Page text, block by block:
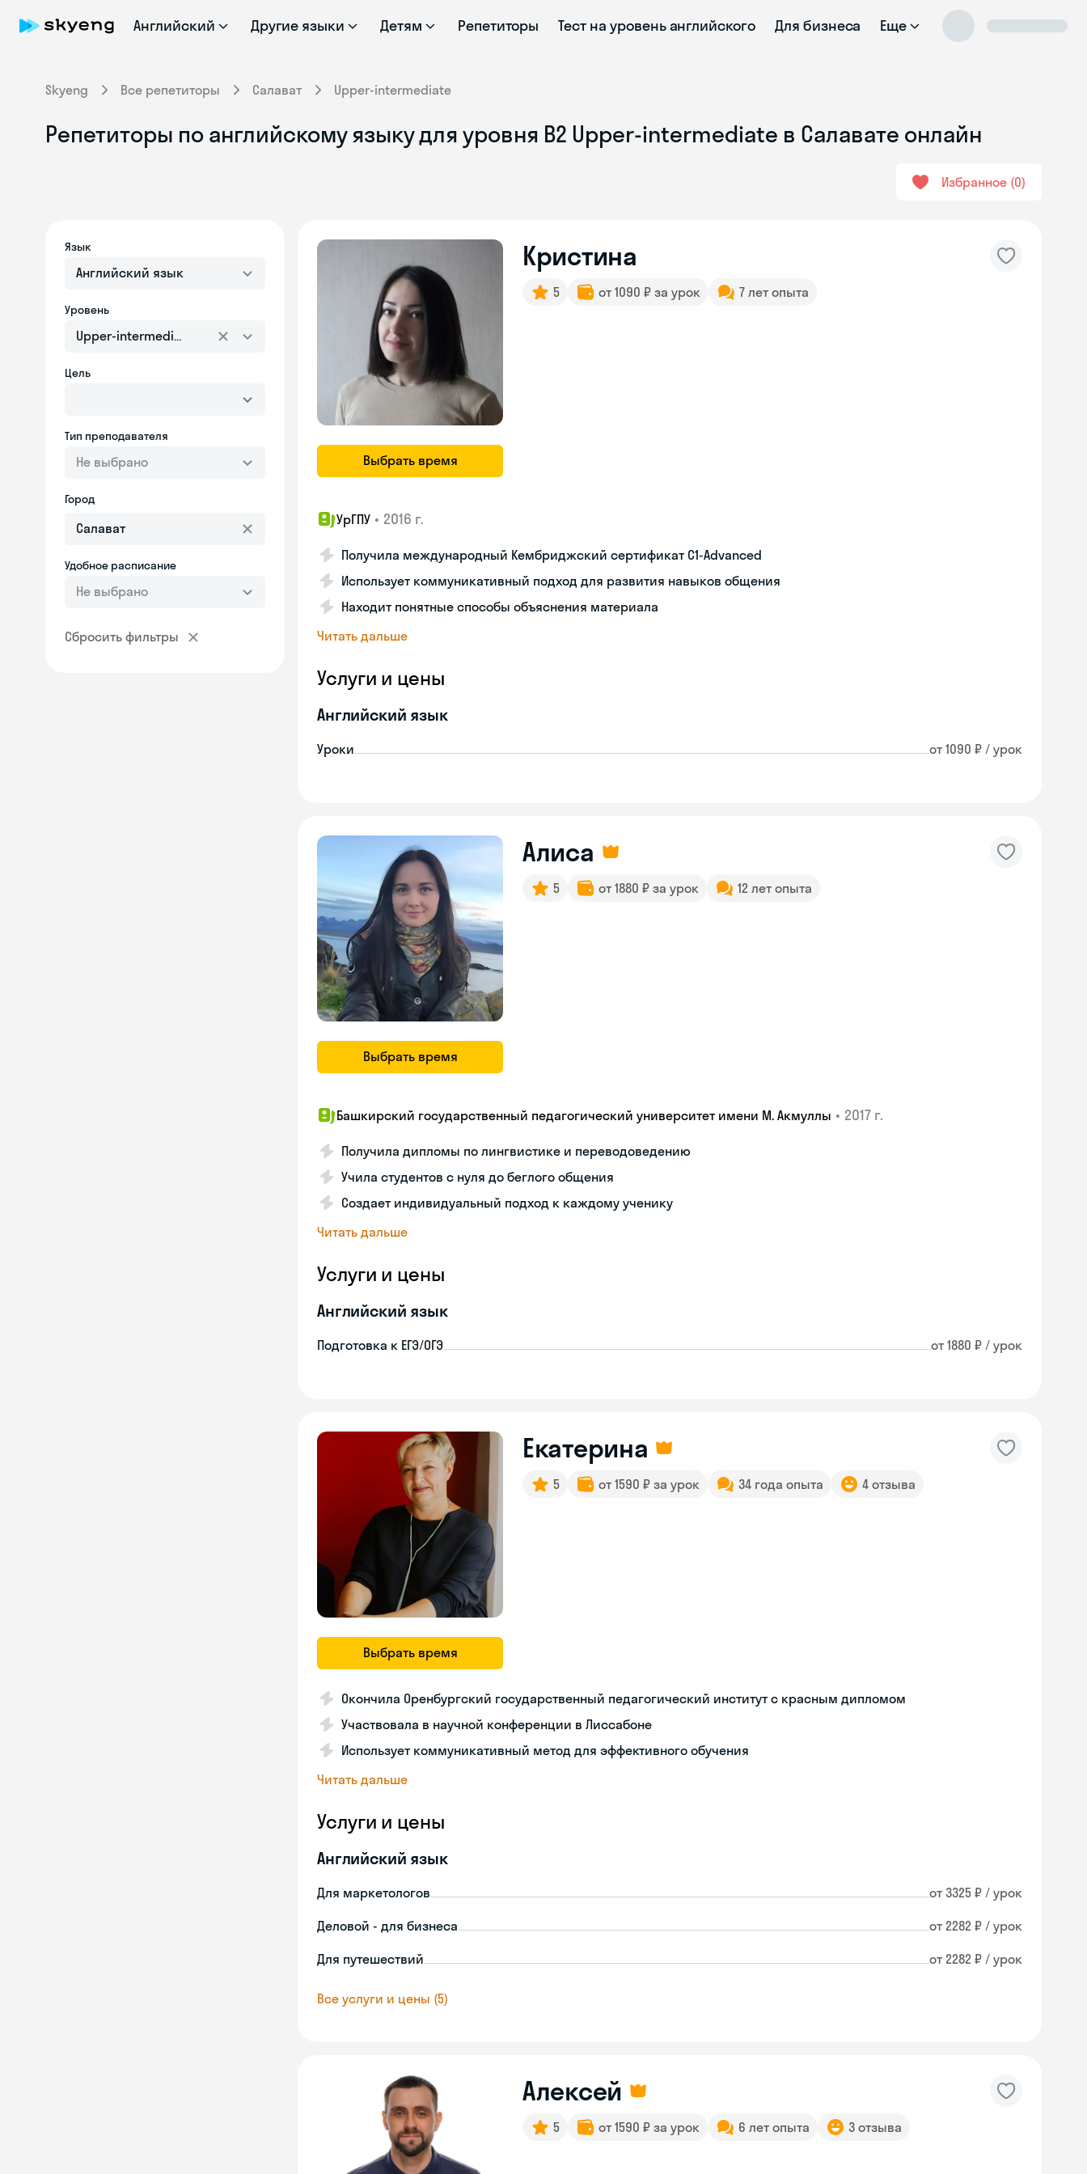
Английский Другие языки Детям Репетиторы Тест на уровень английского Для бизнеса Еще
Skyeng Все репетиторы Салават Upper-intermediate
Репетиторы по английскому языку для уровня B2 Upper-intermediate в Салавате онлайн
Избранное 0
Язык
Английский язык
Уровень
Upper-intermediate
Цель
Тип преподавателя
Не выбрано
Город
Удобное расписание
Не выбрано
Сбросить фильтры
Выбрать время
Кристина
5 от 1090 ₽ за урок 7 лет опыта
УрГПУ • 2016 г.
Получила международный Кембриджский сертификат С1-Advanced
Использует коммуникативный подход для развития навыков общения
Находит понятные способы объяснения материала
Читать дальше
Услуги и цены
Английский язык
Уроки от 1090 ₽ / урок
Выбрать время
Алиса
5 от 1880 ₽ за урок 12 лет опыта
Башкирский государственный педагогический университет имени М. Акмуллы • 2017 г.
Получила дипломы по лингвистике и переводоведению
Учила студентов с нуля до беглого общения
Создает индивидуальный подход к каждому ученику
Читать дальше
Услуги и цены
Английский язык
Подготовка к ЕГЭ/ОГЭ от 1880 ₽ / урок
Выбрать время
Екатерина
5 от 1590 ₽ за урок 34 года опыта 4 отзыва
Окончила Оренбургский государственный педагогический институт с красным дипломом
Участвовала в научной конференции в Лиссабоне
Использует коммуникативный метод для эффективного обучения
Читать дальше
Услуги и цены
Английский язык
Для маркетологов от 3325 ₽ / урок
Деловой - для бизнеса от 2282 ₽ / урок
Для путешествий от 2282 ₽ / урок
Все услуги и цены (5)
Алексей
5 от 1590 ₽ за урок 6 лет опыта 3 отзыва